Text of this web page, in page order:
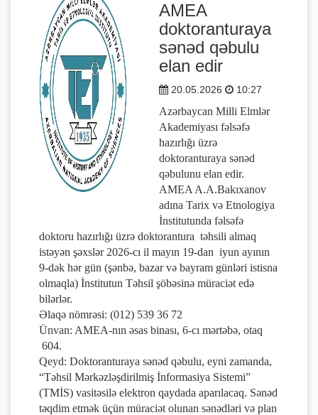
AMEA
doktoranturaya
sənəd qəbulu
elan edir
20.05.2026 10:27
Azərbaycan Milli Elmlər
Akademiyası fəlsəfə
hazırlığı üzrə
doktoranturaya sənəd
qəbulunu elan edir.
AMEA A.A.Bakıxanov
adına Tarix və Etnologiya
İnstitutunda fəlsəfə
doktoru hazırlığı üzrə doktorantura təhsili almaq
istəyən şəxslər 2026-cı il mayın 19-dan iyun ayının
9-dək hər gün (şənbə, bazar və bayram günləri istisna
olmaqla) İnstitutun Təhsil şöbəsinə müraciət edə
bilərlər.
Əlaqə nömrəsi: (012) 539 36 72
Ünvan: AMEA-nın əsas binası, 6-cı mərtəbə, otaq
604.
Qeyd: Doktoranturaya sənəd qəbulu, eyni zamanda,
“Təhsil Mərkəzləşdirilmiş İnformasiya Sistemi”
(TMİS) vasitəsilə elektron qaydada aparılacaq. Sənəd
təqdim etmək üçün müraciət olunan sənədləri və plan